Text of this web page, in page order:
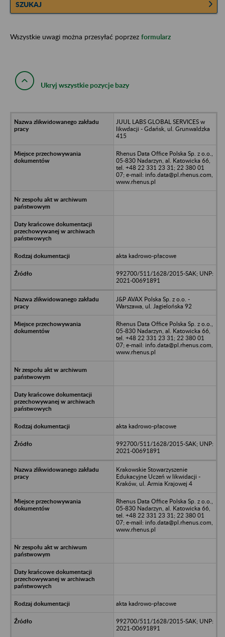
SZUKAJ
Wszystkie uwagi można przesyłać poprzez formularz
Ukryj wszystkie pozycje bazy
JUUL LABS GLOBAL SERVICES w
likwdacji - Gdańsk, ul. Grunwaldzka
415
Rhenus Data Office Polska Sp. z o.o.,
05-830 Nadarzyn, al. Katowicka 66,
tel. +48 22 331 23 31; 22 380 01
07; e-mail: info.data@pl.rhenus.com,
www.rhenus.pl
akta kadrowo-płacowe
992700/511/1628/2015-SAK; UNP:
2021-00691891
J&P AVAX Polska Sp. z o.o. -
Warszawa, ul. Jagielońska 92
Rhenus Data Office Polska Sp. z o.o.,
05-830 Nadarzyn, al. Katowicka 66,
tel. +48 22 331 23 31; 22 380 01
07; e-mail: info.data@pl.rhenus.com,
www.rhenus.pl
akta kadrowo-płacowe
992700/511/1628/2015-SAK; UNP:
2021-00691891
Krakowskie Stowarzyszenie
Edukacyjne Uczeń w likwidacji -
Kraków, ul. Armia Krajowej 4
Rhenus Data Office Polska Sp. z o.o.,
05-830 Nadarzyn, al. Katowicka 66,
tel. +48 22 331 23 31; 22 380 01
07; e-mail: info.data@pl.rhenus.com,
www.rhenus.pl
akta kadrowo-płacowe
992700/511/1628/2015-SAK; UNP:
2021-00691891